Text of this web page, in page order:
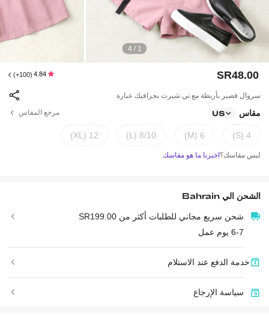
1 / 4
SR48.00
4.84
(100+)
سروال قصير بأربطة مع تي شيرت بجرافيك عبارة
مقاس US مرجع المقاس
4 (S)
6 (M)
8/10 (L)
12 (XL)
ليس مقاسك؟ اخبرنا ما هو مقاسك
الشحن اليBahrain
شحن سريع مجاني للطلبات أكثر من SR199.00
6-7 يوم عمل
خدمة الدفع عند الاستلام
سياسة الإرجاع